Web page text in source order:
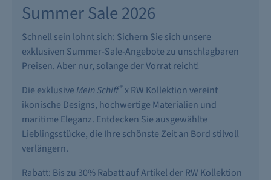
Summer Sale 2026
Schnell sein lohnt sich: Sichern Sie sich unsere
exklusiven Summer-Sale-Angebote zu unschlagbaren
Preisen. Aber nur, solange der Vorrat reicht!
Die exklusive Mein Schiff® x RW Kollektion vereint
ikonische Designs, hochwertige Materialien und
maritime Eleganz. Entdecken Sie ausgewählte
Lieblingsstücke, die Ihre schönste Zeit an Bord stilvoll
verlängern.
Rabatt: Bis zu 30% Rabatt auf Artikel der RW Kollektion